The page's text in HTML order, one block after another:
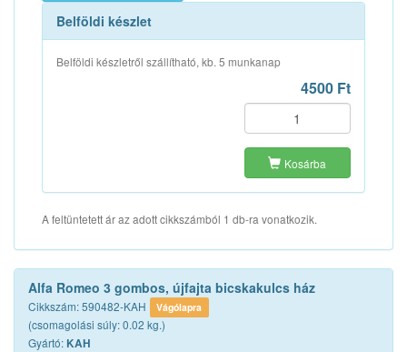
Belföldi készlet
Belföldi készletről szállítható, kb. 5 munkanap
4500 Ft
Kosárba
A feltüntetett ár az adott cikkszámból 1 db-ra vonatkozik.
Alfa Romeo 3 gombos, újfajta bicskakulcs ház
Cikkszám: 590482-KAH Vágólapra
(csomagolási súly: 0.02 kg.)
Gyártó: KAH